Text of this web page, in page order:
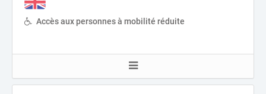
Accès aux personnes à mobilité réduite